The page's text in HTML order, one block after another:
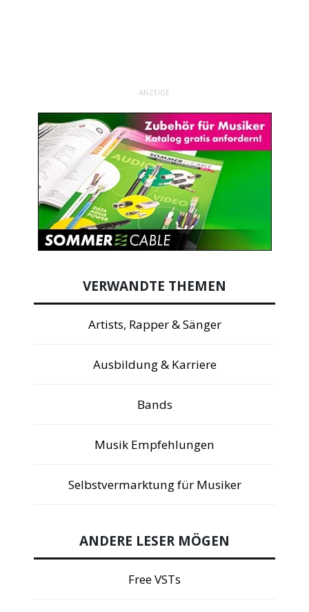
ANZEIGE
VERWANDTE THEMEN
Artists, Rapper & Sänger
Ausbildung & Karriere
Bands
Musik Empfehlungen
Selbstvermarktung für Musiker
ANDERE LESER MÖGEN
Free VSTs